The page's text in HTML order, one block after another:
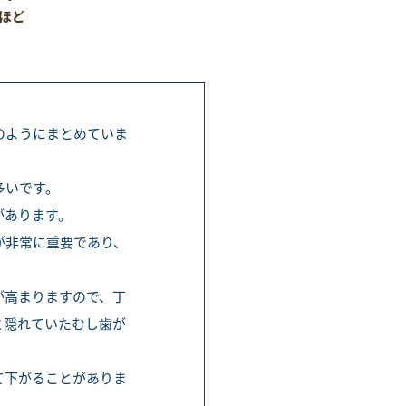
ど
うにまとめていま
です。
ります。
常に重要であり、
まりますので、丁
れていたむし歯が
がることがありま